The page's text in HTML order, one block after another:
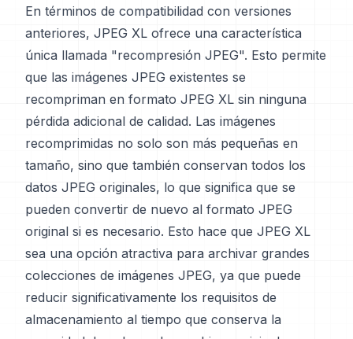
En términos de compatibilidad con versiones
anteriores, JPEG XL ofrece una característica
única llamada "recompresión JPEG". Esto permite
que las imágenes JPEG existentes se
recompriman en formato JPEG XL sin ninguna
pérdida adicional de calidad. Las imágenes
recomprimidas no solo son más pequeñas en
tamaño, sino que también conservan todos los
datos JPEG originales, lo que significa que se
pueden convertir de nuevo al formato JPEG
original si es necesario. Esto hace que JPEG XL
sea una opción atractiva para archivar grandes
colecciones de imágenes JPEG, ya que puede
reducir significativamente los requisitos de
almacenamiento al tiempo que conserva la